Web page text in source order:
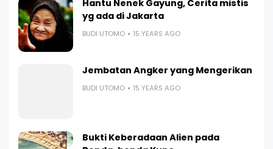
Hantu Nenek Gayung, Cerita mistis
yg ada di Jakarta
BUDI UTOMO 15 YEARS AGO
Jembatan Angker yang Mengerikan
BUDI UTOMO 15 YEARS AGO
Bukti Keberadaan Alien pada